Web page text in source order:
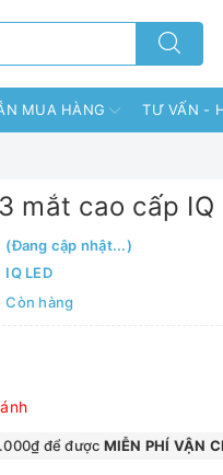
MUA HÀNG TƯ VẤN -
mắt cao cấp IQ
(Đang cập nhật...)
IQ LED
Còn hàng
để được MIỄN PHÍ VẬN